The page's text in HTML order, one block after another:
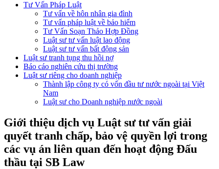
Tư Vấn Pháp Luật
Tư vấn về hôn nhân gia đình
Tư vấn pháp luật về bảo hiểm
Tư Vấn Soạn Thảo Hợp Đồng
Luật sư tư vấn luật lao động
Luật sư tư vấn bất động sản
Luật sư tranh tụng thu hồi nợ
Báo cáo nghiên cứu thị trường
Luật sư riêng cho doanh nghiệp
Thành lập công ty có vốn đầu tư nước ngoài tại Việt
Nam
Luật sư cho Doanh nghiệp nước ngoài
Giới thiệu dịch vụ Luật sư tư vấn giải
quyết tranh chấp, bảo vệ quyền lợi trong
các vụ án liên quan đến hoạt động Đấu
thầu tại SB Law